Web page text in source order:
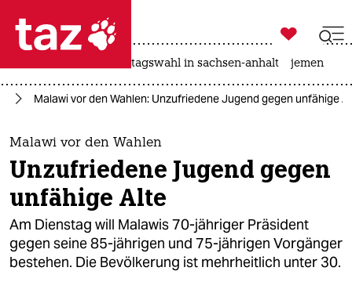
 taz zahl ich
taz zahl ich
themen
politik
öko
gesellschaft

taz zahl ich
landtagswahl in sachsen-anhalt jemen
Malawi vor den Wahlen: Unzufriedene Jugend gegen unfähige
Malawi vor den Wahlen
Unzufriedene Jugend gegen
unfähige Alte
Am Dienstag will Malawis 70-jähriger Präsident
gegen seine 85-jährigen und 75-jährigen Vorgänger
bestehen. Die Bevölkerung ist mehrheitlich unter 30.